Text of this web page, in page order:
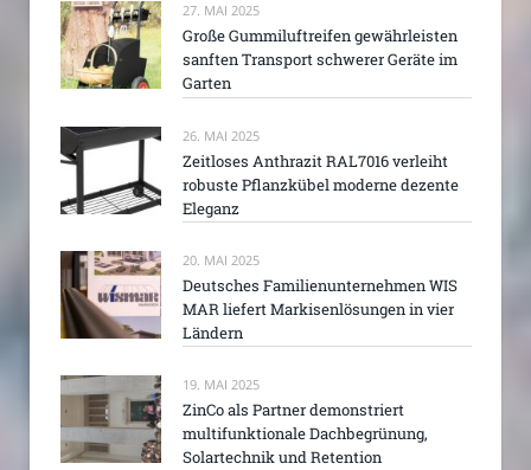
27. MAI 2025
Große Gummiluftreifen gewährleisten
sanften Transport schwerer Geräte im
Garten
26. MAI 2025
Zeitloses Anthrazit RAL7016 verleiht
robuste Pflanzkübel moderne dezente
Eleganz
20. MAI 2025
Deutsches Familienunternehmen WIS
MAR liefert Markisenlösungen in vier
Ländern
19. MAI 2025
ZinCo als Partner demonstriert
multifunktionale Dachbegrünung,
Solartechnik und Retention